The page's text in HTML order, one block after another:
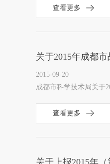
查看更多
关于2015年成都
2015-09-20
成都市科学技术局关于
查看更多
关于上报2015年